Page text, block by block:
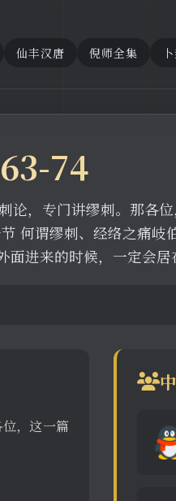
仙丰汉唐 倪师全集
74
论，专门讲缪刺。那各
何谓缪刺、经络之痛岐
面进来的时候，一定会居
，这一篇